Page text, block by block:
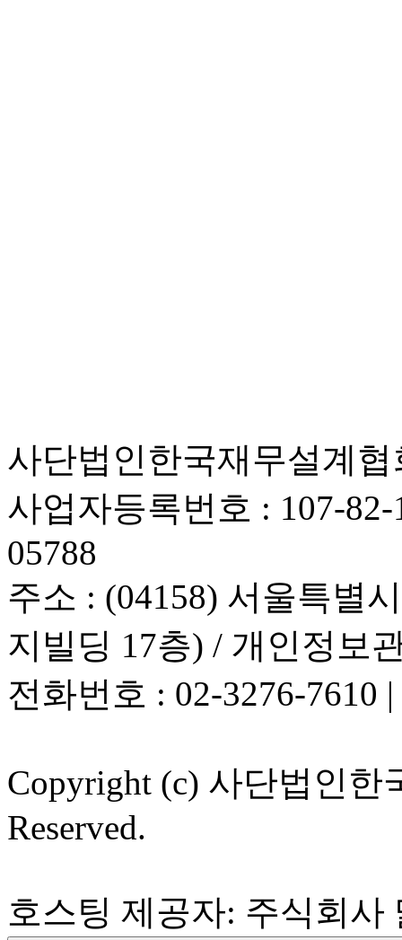
사단법인한국재무설계
사업자등록번호 : 107-
05788
주소 : (04158) 서울특별
지빌딩 17층) / 개인정보
전화번호 : 02-3276-7610
Copyright (c) 사단법인
Reserved.
호스팅 제공자: 주식회